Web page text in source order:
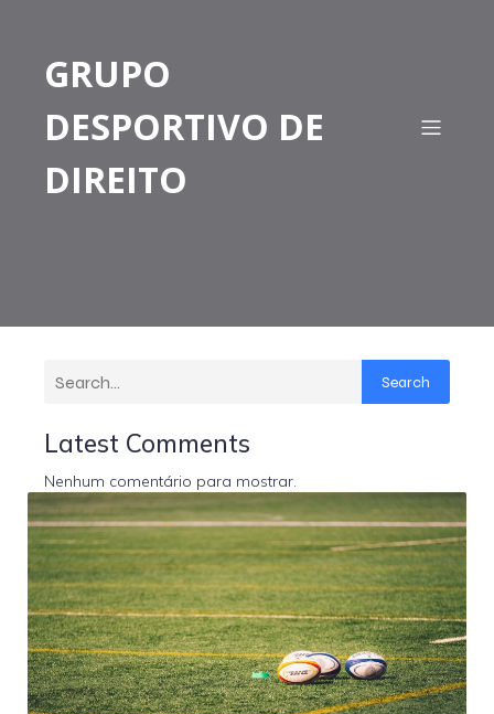
GRUPO
DESPORTIVO DE
DIREITO
Search
Latest Comments
Nenhum comentário para mostrar.